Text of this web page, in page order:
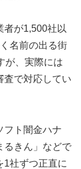
者が1,500社以
名前の出る街
が、実際には
査で対応してい
フト闇金ハナ
るきん」などで
1社ずつ正直に